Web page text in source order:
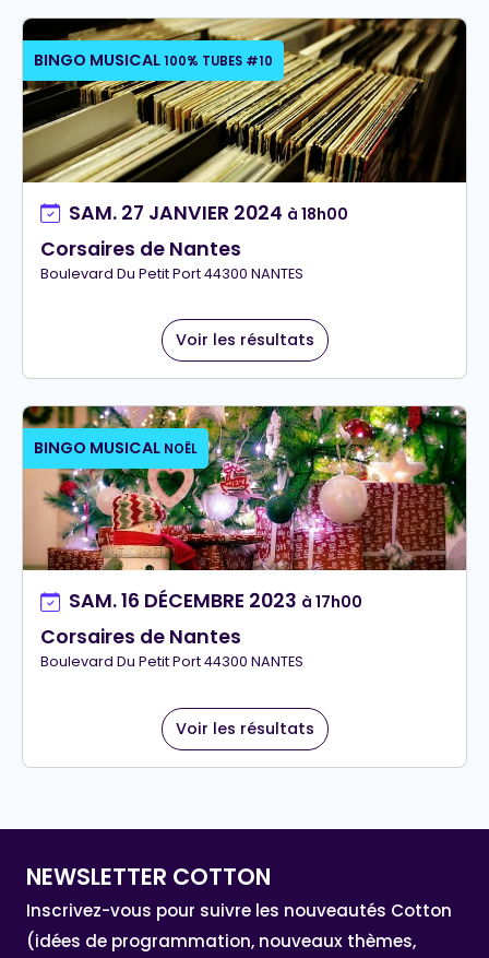
BINGO MUSICAL100% TUBES #10
SAM. 27 JANVIER 2024 à 18h00
Corsaires de Nantes
Boulevard Du Petit Port 44300 NANTES
Voir les résultats
BINGO MUSICAL NOËL
SAM. 16 DÉCEMBRE 2023 à 17h00
Corsaires de Nantes
Boulevard Du Petit Port 44300 NANTES
Voir les résultats
NEWSLETTER COTTON
Inscrivez-vous pour suivre les nouveautés Cotton
(idées de programmation, nouveaux thèmes,